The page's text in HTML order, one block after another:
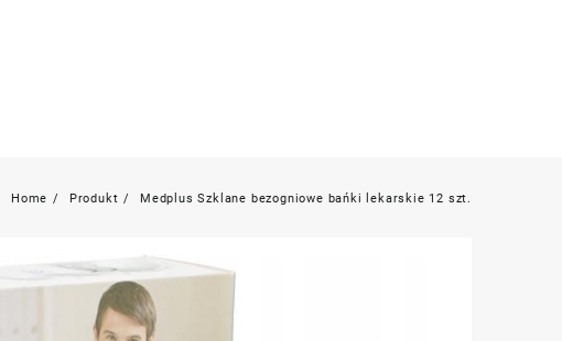
Home Produkt Medplus Szklane bezogniowe bańki lekarskie 12 szt.